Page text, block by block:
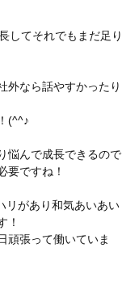
してそれでもまだ足り
外なら話やすかったり
(^^♪
悩んで成長できるので
要ですね！
リがあり和気あいあい
！
頑張って働いていま